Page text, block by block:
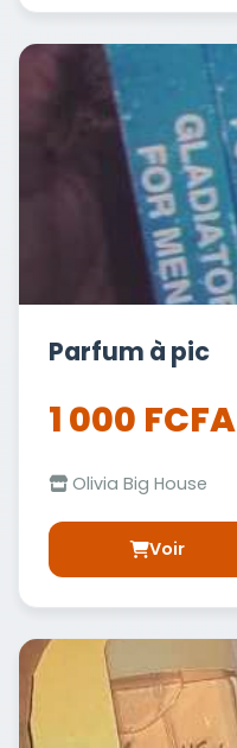
Parfum à pic
1 000 FCFA
Olivia Big House
Voir